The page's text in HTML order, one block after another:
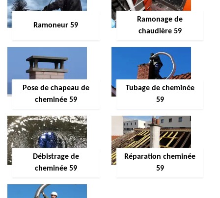
Ramoneur 59
Ramonage de
chaudière 59
Pose de chapeau de
cheminée 59
Tubage de cheminée
59
Débistrage de
cheminée 59
Réparation cheminée
59